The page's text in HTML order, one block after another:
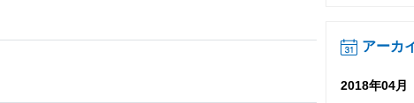
アーカ
2018年04月